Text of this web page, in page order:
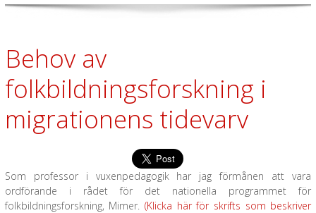
Behov av
folkbildningsforskning i
migrationens tidevarv
Som professor i vuxenpedagogik har jag förmånen att vara
ordförande i rådet för det nationella programmet för
folkbildningsforskning, Mimer.(Klicka här för skrifts som beskriver